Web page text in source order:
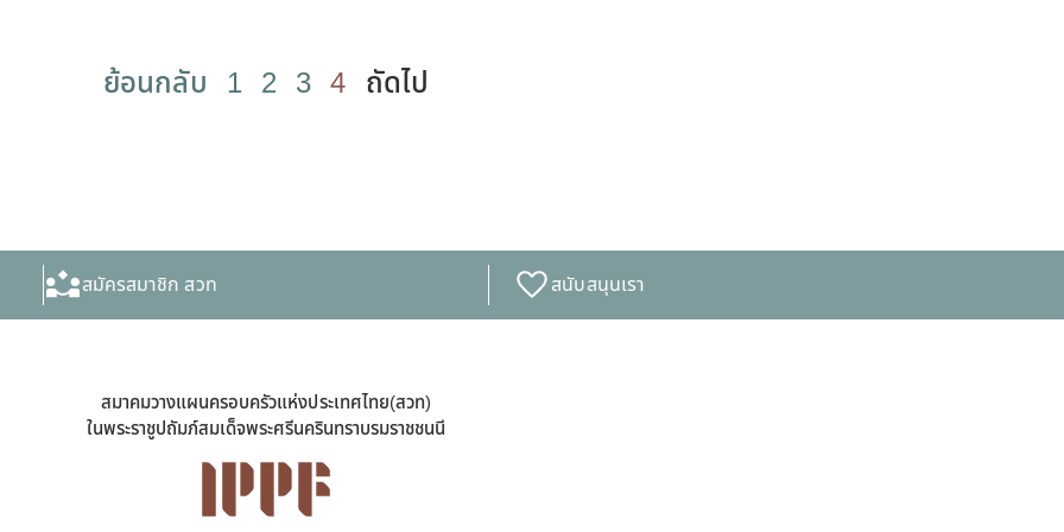
ย้อนกลับ 1 2 3 4 ถัดไป
สมัครสมาชิก สวท สนับสนุนเรา
สมาคมวางแผนครอบครัวแห่งประเทศไทย(สวท)
ในพระราชูปถัมภ์สมเด็จพระศรีนครินทราบรมราชชนนี